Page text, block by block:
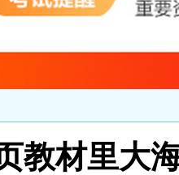
教材里大